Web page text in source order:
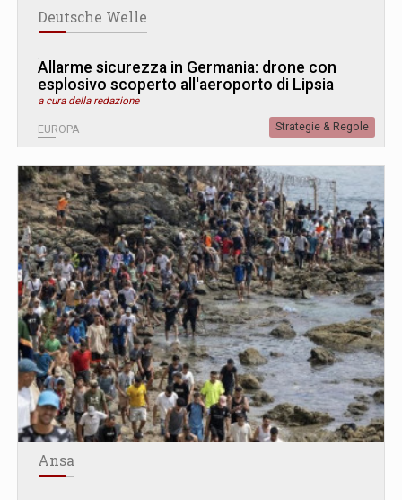
Deutsche Welle
Allarme sicurezza in Germania: drone con
esplosivo scoperto all'aeroporto di Lipsia
a cura della redazione
EUROPA Strategie & Regole
Ansa